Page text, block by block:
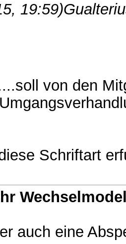
19:59)
von den
Schriftart
auch eine